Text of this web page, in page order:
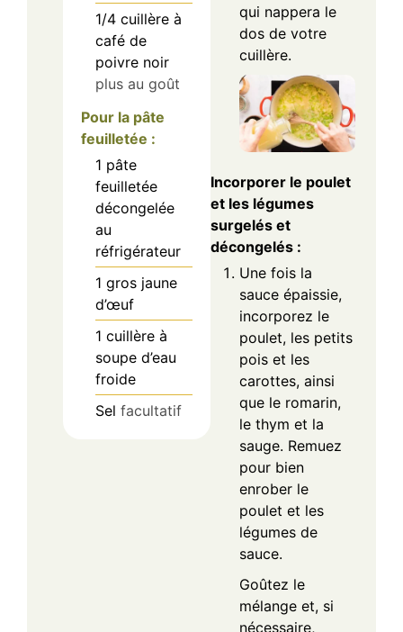
1/4 cuillère à
café de
poivre noir
plus au goût
Pour la pâte
feuilletée :
1 pâte
feuilletée
décongelée
au
réfrigérateur
1 gros jaune
d’œuf
1 cuillère à
soupe d’eau
froide
Sel facultatif
qui nappera le
dos de votre
cuillère.
Incorporer le poulet
et les légumes
surgelés et
décongelés :
Une fois la
sauce épaissie,
incorporez le
poulet, les petits
pois et les
carottes, ainsi
que le romarin,
le thym et la
sauge. Remuez
pour bien
enrober le
poulet et les
légumes de
sauce.
Goûtez le
mélange et, si
nécessaire,